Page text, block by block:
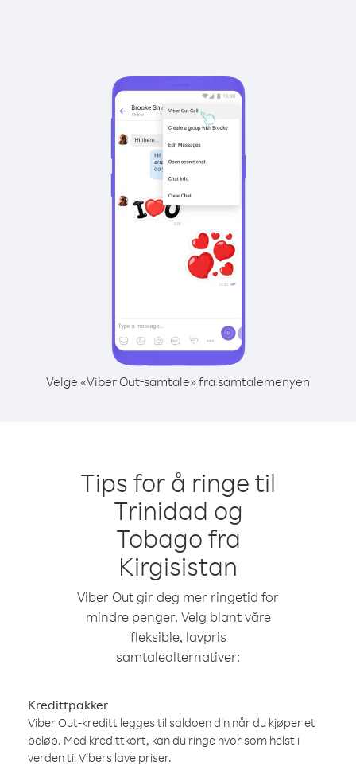
Velge «Viber Out-samtale» fra samtalemenyen
Tips for å ringe til
Trinidad og
Tobago fra
Kirgisistan
Viber Out gir deg mer ringetid for
mindre penger. Velg blant våre
fleksible, lavpris
samtalealternativer:
Kredittpakker
Viber Out-kreditt legges til saldoen din når du kjøper et
beløp. Med kredittkort, kan du ringe hvor som helst i
verden til Vibers lave priser.